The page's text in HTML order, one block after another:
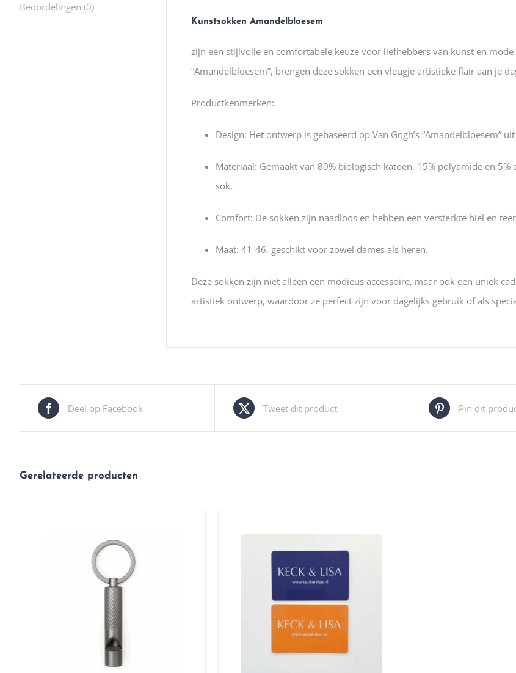
Beoordelingen (0)
Kunstsokken Amandelbloesem
zijn een stijlvolle en comfortabele keuze voor liefhebbers van kunst en mode.
“Amandelbloesem”, brengen deze sokken een vleugje artistieke flair aan je
Productkenmerken:
Design: Het ontwerp is gebaseerd op Van Gogh’s “Amandelbloesem”
Materiaal: Gemaakt van 80% biologisch katoen, 15% polyamide en
sok.
Comfort: De sokken zijn naadloos en hebben een versterkte hiel en
Maat: 41-46, geschikt voor zowel dames als heren.
Deze sokken zijn niet alleen een modieus accessoire, maar ook een uniek
artistiek ontwerp, waardoor ze perfect zijn voor dagelijks gebruik of als
Deel op Facebook Tweet dit product Pin dit
Gerelateerde producten